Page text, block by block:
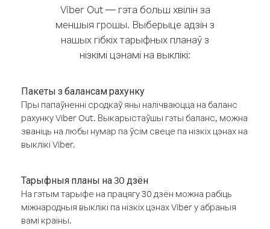
Viber Out — гэта больш хвілін за
меншыя грошы. Выберыце адзін з
нашых гібкіх тарыфных планаў з
нізкімі цэнамі на выклікі:
Пакеты з балансам рахунку
Пры папаўненні сродкаў яны налічваюцца на баланс
рахунку Viber Out. Выкарыстаўшы гэты баланс, можна
званіць на любы нумар па ўсім свеце па нізкіх цэнах на
выклікі Viber.
Тарыфныя планы на 30 дзён
На гэтым тарыфе на працягу 30 дзён можна рабіць
міжнародныя выклікі па нізкіх цэнах Viber у абраныя
вамі краіны.